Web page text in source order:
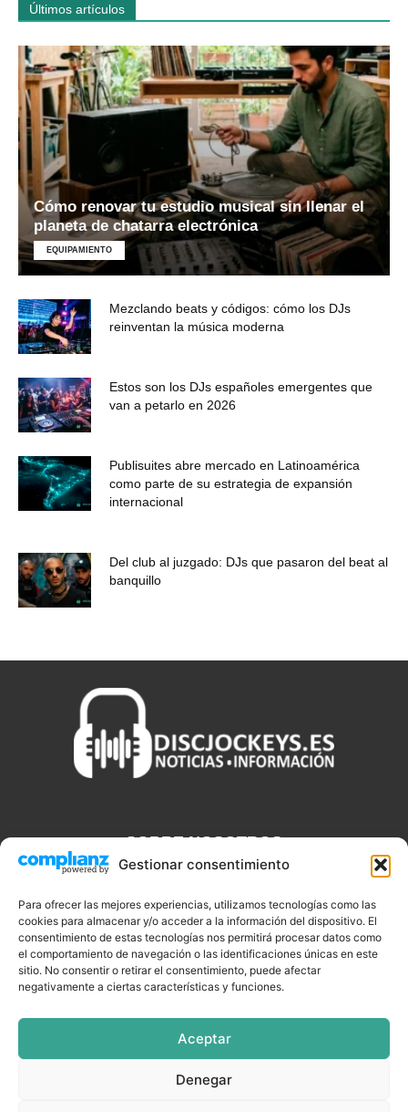
Gestionar consentimiento
Para ofrecer las mejores experiencias, utilizamos tecnologías como las
cookies para almacenar y/o acceder a la información del dispositivo. El
consentimiento de estas tecnologías nos permitirá procesar datos como
el comportamiento de navegación o las identificaciones únicas en este
sitio. No consentir o retirar el consentimiento, puede afectar
negativamente a ciertas características y funciones.
Aceptar
Denegar
Últimos artículos
Cómo renovar tu estudio musical sin llenar el
planeta de chatarra electrónica
EQUIPAMIENTO
Mezclando beats y códigos: cómo los DJs
reinventan la música moderna
Estos son los DJs españoles emergentes que
van a petarlo en 2026
Publisuites abre mercado en Latinoamérica
como parte de su estrategia de expansión
internacional
Del club al juzgado: DJs que pasaron del beat al
banquillo
SOBRE NOSOTROS
que necesitas saber sobre noticias, novedades, tecnologías y
aplicaciones que te ayudaran a ser un mejor Djs.
SÍGUENOS